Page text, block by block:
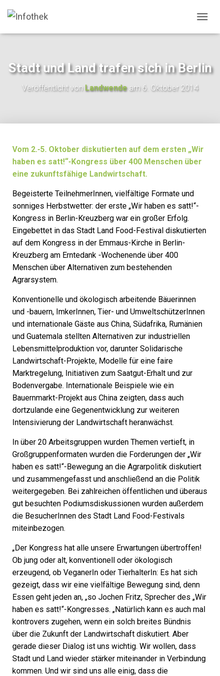
A
G
A
Stadt und Land trafen sich in Berlin
Veröffentlicht von Landwendeam 6. Oktober 2014
Vom 2.-5. Oktober diskutierten auf dem ersten „Wir
haben es satt!“-Kongress über 400 Menschen über
eine zukunftsfähige Landwirtschaft.
Begeisterte TeilnehmerInnen, vielfältige Formate und
sonniges Herbstwetter: der erste „Wir haben es satt!“-
Kongress in Berlin-Kreuzberg war ein großer Erfolg.
Eingebettet in das Stadt Land Food-Festival diskutierten
auf dem Kongress in der Emmaus-Kirche in Berlin-
Kreuzberg am Erntedank -Wochenende über 400
Menschen über Alternativen zum bestehenden
Agrarsystem.
Konventionelle und ökologisch arbeitende Bäuerinnen
und -bauern, ImkerInnen, Tier- und UmweltschützerInnen
und internationale Gäste aus China, Südafrika, Rumänien
und Guatemala stellten Alternativen zur industriellen
Lebensmittelproduktion vor, darunter Solidarische
Landwirtschaft-Projekte, Modelle für eine faire
Marktregelung, Initiativen zum Saatgut-Erhalt und zur
Bodenvergabe. Internationale Beispiele wie ein
Bauernmarkt-Projekt aus China zeigten, dass auch
dortzulande eine Gegenentwicklung zur weiteren
Intensivierung der Landwirtschaft heranwächst.
In über 20 Arbeitsgruppen wurden Themen vertieft, in
Großgruppenformaten wurden die Forderungen der „Wir
haben es satt!“-Bewegung an die Agrarpolitik diskutiert
und zusammengefasst und anschließend an die Politik
weitergegeben. Bei zahlreichen öffentlichen und überaus
gut besuchten Podiumsdiskussionen wurden außerdem
die BesucherInnen des Stadt Land Food-Festivals
miteinbezogen.
„Der Kongress hat alle unsere Erwartungen übertroffen!
Ob jung oder alt, konventionell oder ökologisch
erzeugend, ob VeganerIn oder TierhalterIn: Es hat sich
gezeigt, dass wir eine vielfältige Bewegung sind, denn
Essen geht jeden an, „so Jochen Fritz, Sprecher des „Wir
haben es satt!“-Kongresses. „Natürlich kann es auch mal
kontrovers zugehen, wenn ein solch breites Bündnis
über die Zukunft der Landwirtschaft diskutiert. Aber
gerade dieser Dialog ist uns wichtig. Wir wollen, dass
Stadt und Land wieder stärker miteinander in Verbindung
kommen. Und wir sind uns alle einig, dass die